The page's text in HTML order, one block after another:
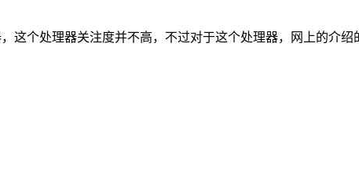
这个处理器关注度并不高，不过对于这个处理器，网上的介